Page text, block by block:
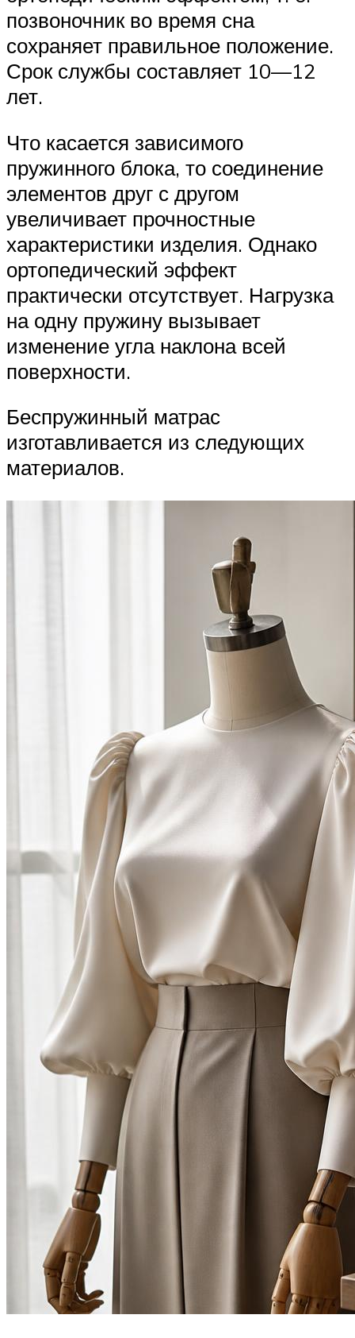
позвоночник во время сна
сохраняет правильное положение.
Срок службы составляет 10—12
лет.
Что касается зависимого
пружинного блока, то соединение
элементов друг с другом
увеличивает прочностные
характеристики изделия. Однако
ортопедический эффект
практически отсутствует. Нагрузка
на одну пружину вызывает
изменение угла наклона всей
поверхности.
Беспружинный матрас
изготавливается из следующих
материалов.